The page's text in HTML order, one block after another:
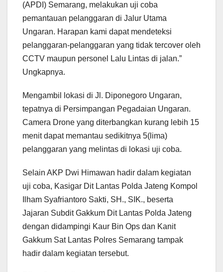
(APDI) Semarang, melakukan uji coba
pemantauan pelanggaran di Jalur Utama
Ungaran. Harapan kami dapat mendeteksi
pelanggaran-pelanggaran yang tidak tercover oleh
CCTV maupun personel Lalu Lintas di jalan.”
Ungkapnya.
Mengambil lokasi di Jl. Diponegoro Ungaran,
tepatnya di Persimpangan Pegadaian Ungaran.
Camera Drone yang diterbangkan kurang lebih 15
menit dapat memantau sedikitnya 5(lima)
pelanggaran yang melintas di lokasi uji coba.
Selain AKP Dwi Himawan hadir dalam kegiatan
uji coba, Kasigar Dit Lantas Polda Jateng Kompol
Ilham Syafriantoro Sakti, SH., SIK., beserta
Jajaran Subdit Gakkum Dit Lantas Polda Jateng
dengan didampingi Kaur Bin Ops dan Kanit
Gakkum Sat Lantas Polres Semarang tampak
hadir dalam kegiatan tersebut.